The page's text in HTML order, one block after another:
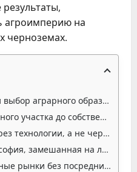
агроимперию на
черноземах.
аграрного образования
до собственного предприятия
а не через долги
на личном примере
посреднической зависимости